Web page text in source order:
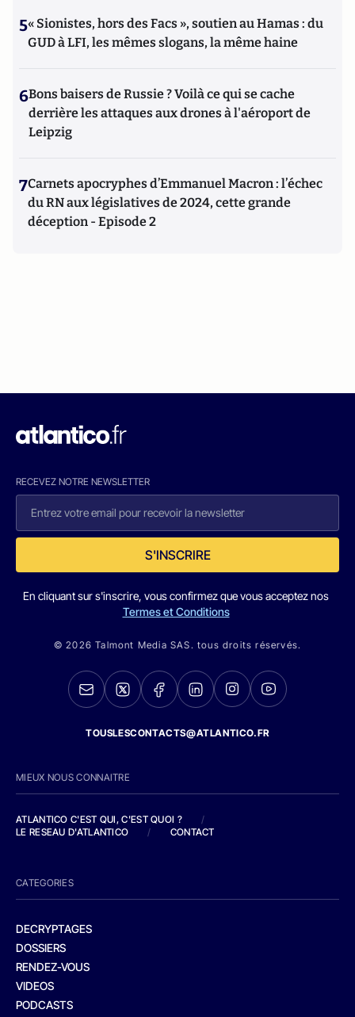
5« Sionistes, hors des Facs », soutien au Hamas : du
GUD à LFI, les mêmes slogans, la même haine
6Bons baisers de Russie ? Voilà ce qui se cache
derrière les attaques aux drones à l'aéroport de
Leipzig
7Carnets apocryphes d’Emmanuel Macron : l’échec
du RN aux législatives de 2024, cette grande
déception - Episode 2
RECEVEZ NOTRE NEWSLETTER
S'INSCRIRE
En cliquant sur s'inscrire, vous confirmez que vous acceptez nos
Termes et Conditions
© 2026 Talmont Media SAS. tous droits réservés.
TOUSLESCONTACTS@ATLANTICO.FR
MIEUX NOUS CONNAITRE
ATLANTICO C'EST QUI, C'EST QUOI ?
/
LE RESEAU D'ATLANTICO
/ CONTACT
CATEGORIES
DECRYPTAGES
DOSSIERS
RENDEZ-VOUS
VIDEOS
PODCASTS